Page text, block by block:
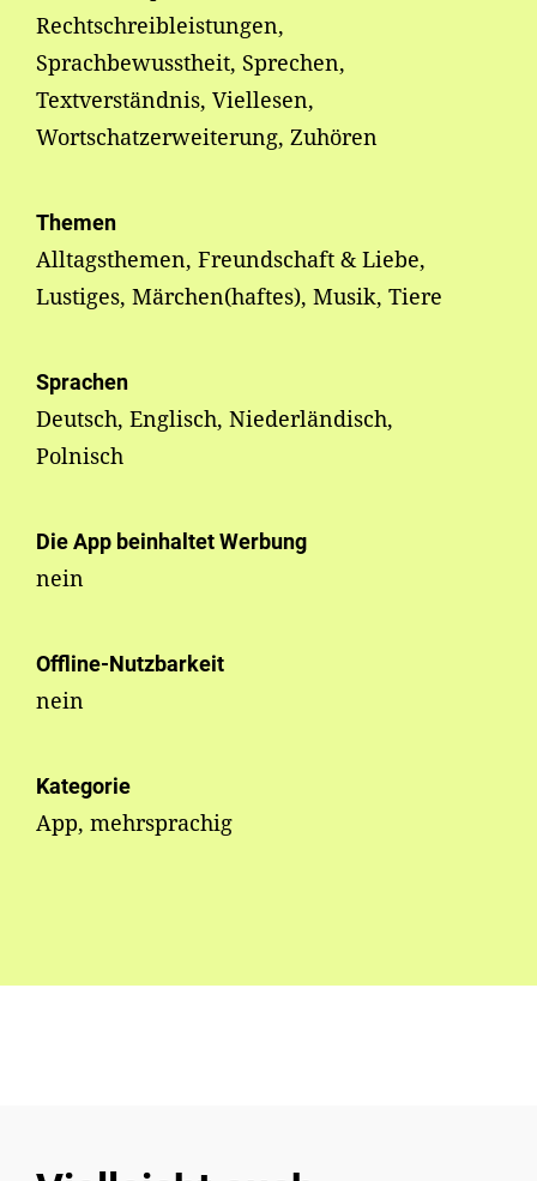
Rechtschreibleistungen,
Sprachbewusstheit, Sprechen,
Textverständnis, Viellesen,
Wortschatzerweiterung, Zuhören
Themen
Alltagsthemen, Freundschaft & Liebe,
Lustiges, Märchen(haftes), Musik, Tiere
Sprachen
Deutsch, Englisch, Niederländisch,
Polnisch
Die App beinhaltet Werbung
nein
Offline-Nutzbarkeit
nein
Kategorie
App, mehrsprachig